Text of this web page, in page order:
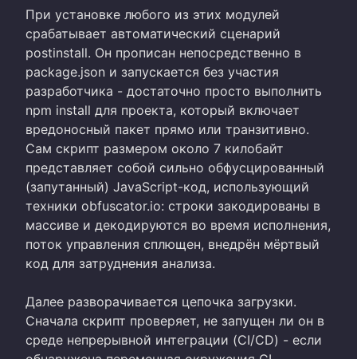
При установке любого из этих модулей
срабатывает автоматический сценарий
postinstall. Он прописан непосредственно в
package.json и запускается без участия
разработчика - достаточно просто выполнить
npm install для проекта, который включает
вредоносный пакет прямо или транзитивно.
Сам скрипт размером около 7 килобайт
представляет собой сильно обфусцированный
(запутанный) JavaScript-код, использующий
техники obfuscator.io: строки закодированы в
массиве и декодируются во время исполнения,
поток управления сплющен, внедрён мёртвый
код для затруднения анализа.
Далее разворачивается цепочка загрузки.
Сначала скрипт проверяет, не запущен ли он в
среде непрерывной интеграции (CI/CD) - если